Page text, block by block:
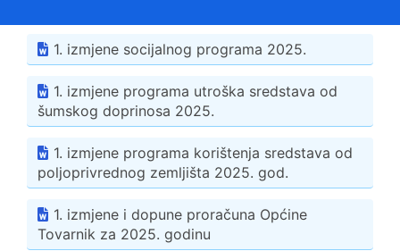
1. izmjene socijalnog programa 2025.
1. izmjene programa utroška sredstava od
šumskog doprinosa 2025.
1. izmjene programa korištenja sredstava od
poljoprivrednog zemljišta 2025. god.
1. izmjene i dopune proračuna Općine
Tovarnik za 2025. godinu